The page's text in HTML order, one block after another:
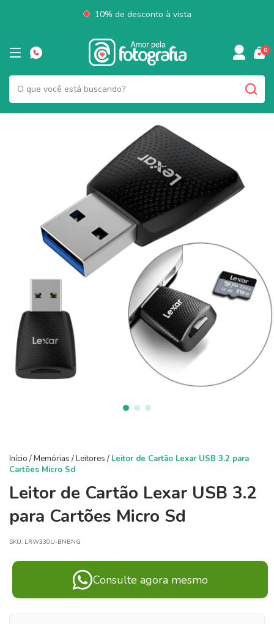
10% de desconto à vista
0
Início /Memórias /Leitores / Leitor de Cartão Lexar USB 3.2 para
Cartões Micro Sd
Leitor de Cartão Lexar USB 3.2
para Cartões Micro Sd
SKU: LRW330U-BNBNG
Consulte agora mesmo